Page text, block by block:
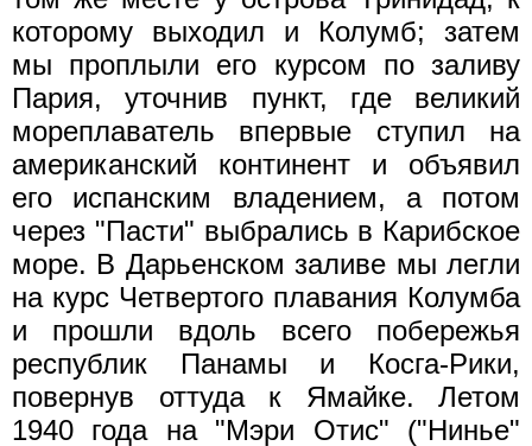
которому выходил и Колумб; затем
мы проплыли его курсом по заливу
Пария, уточнив пункт, где великий
мореплаватель впервые ступил на
американский континент и объявил
его испанским владением, а потом
через "Пасти" выбрались в Карибское
море. В Дарьенском заливе мы легли
на курс Четвертого плавания Колумба
и прошли вдоль всего побережья
республик Панамы и Косга-Рики,
повернув оттуда к Ямайке. Летом
1940 года на "Мэри Отис" ("Нинье"